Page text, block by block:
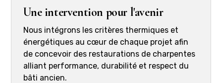
Une intervention pour l'avenir
Nous intégrons les critères thermiques et
énergétiques au cœur de chaque projet afin
de concevoir des restaurations de charpentes
alliant performance, durabilité et respect du
bâti ancien.